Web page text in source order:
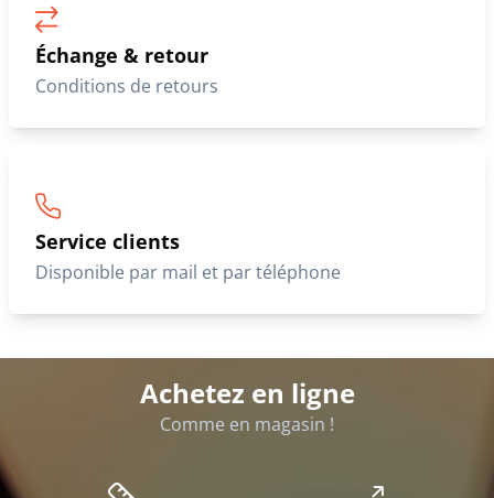
Échange & retour
Conditions de retours
Service clients
Disponible par mail et par téléphone
Achetez en ligne
Comme en magasin !